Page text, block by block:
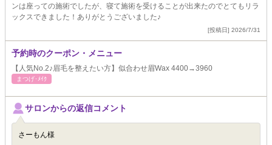
ンは座っての施術でしたが、寝て施術を受けることが出来たのでとてもリラ
ックスできました！ありがとうございました♪
[投稿日] 2026/7/31
予約時のクーポン・メニュー
【人気No.2♪眉毛を整えたい方】似合わせ眉Wax 4400→3960
まつげ･ﾒｲｸ
サロンからの返信コメント
さーもん様